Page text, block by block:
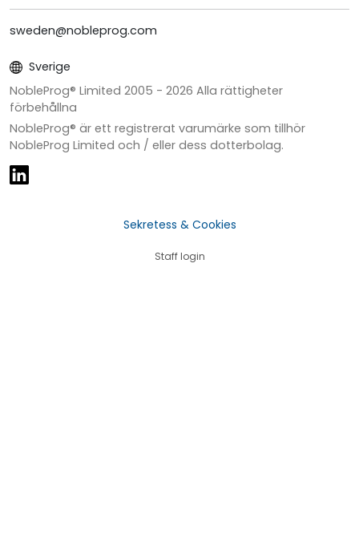
sweden@nobleprog.com
Sverige
NobleProg® Limited 2005 - 2026 Alla rättigheter
förbehållna
NobleProg® är ett registrerat varumärke som tillhör
NobleProg Limited och / eller dess dotterbolag.
Sekretess & Cookies
Staff login